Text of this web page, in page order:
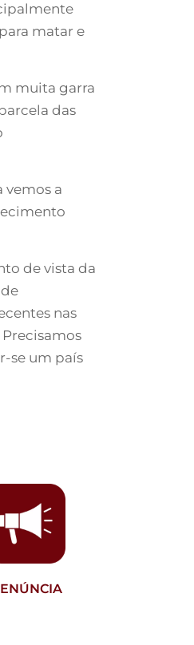
matar e
muita garra
das
vemos a
de vista da
nas
se um país